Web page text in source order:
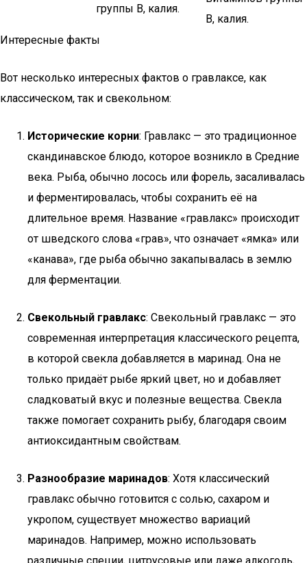
группы B, калия.
B, калия.
Интересные факты
Вот несколько интересных фактов о гравлаксе, как
классическом, так и свекольном:
Исторические корни: Гравлакс — это традиционное
скандинавское блюдо, которое возникло в Средние
века. Рыба, обычно лосось или форель, засаливалась
и ферментировалась, чтобы сохранить её на
длительное время. Название «гравлакс» происходит
от шведского слова «грав», что означает «ямка» или
«канава», где рыба обычно закапывалась в землю
для ферментации.
Свекольный гравлакс: Свекольный гравлакс — это
современная интерпретация классического рецепта,
в которой свекла добавляется в маринад. Она не
только придаёт рыбе яркий цвет, но и добавляет
сладковатый вкус и полезные вещества. Свекла
также помогает сохранить рыбу, благодаря своим
антиоксидантным свойствам.
Разнообразие маринадов: Хотя классический
гравлакс обычно готовится с солью, сахаром и
укропом, существует множество вариаций
маринадов. Например, можно использовать